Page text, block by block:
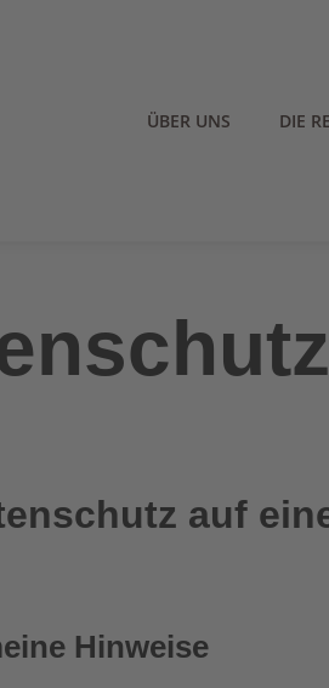
ÜBER UNS DIE
auf
Hinweise